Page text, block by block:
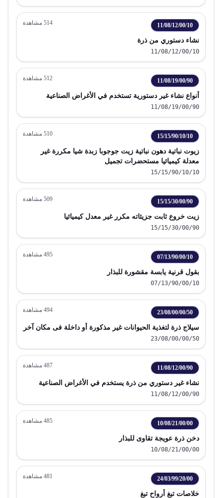
11/08/12/00/10
514 مشاهدة
نشاء دستوري من ذرة
11/08/12/00/10
11/08/19/00/90
512 مشاهدة
أنواع نشاء غير دستورية تستخدم في الأغراض الصناعية
11/08/19/00/90
15/15/90/10/10
510 مشاهدة
زيوت نباتية دهون نباتية زيت جوجوبا زبدة شيا مكررة غير
معدلة كيميائيا مستحضرات تجميل
15/15/90/10/10
15/15/30/00/90
509 مشاهدة
زيت خروع ثابت جزيئاته مكرر غير معدل كيميائيا
15/15/30/00/90
07/13/90/00/10
495 مشاهدة
بقول قرنية يابسة مقشورة للبذار
07/13/90/00/10
23/08/00/00/50
494 مشاهدة
سيلاج ذرة لتغذية الحيوانات غير مذكورة أو داخلة فى مكان آخر
23/08/00/00/50
11/08/12/00/90
487 مشاهدة
نشاء غير دستوري من ذرة يستخدم في الأغراض الصناعية
11/08/12/00/90
10/08/21/00/00
485 مشاهدة
دخن ذرة عويجة تقاوى للبذار
10/08/21/00/00
24/03/99/20/00
481 مشاهدة
خلاصات تبغ أرواح تبغ